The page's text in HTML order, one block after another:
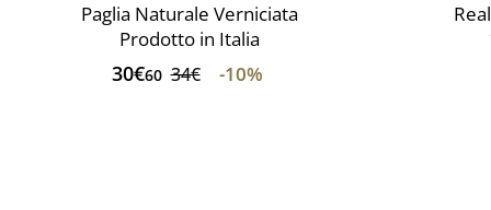
Paglia Naturale Verniciata
Prodotto in Italia
30€60 34€ -10%